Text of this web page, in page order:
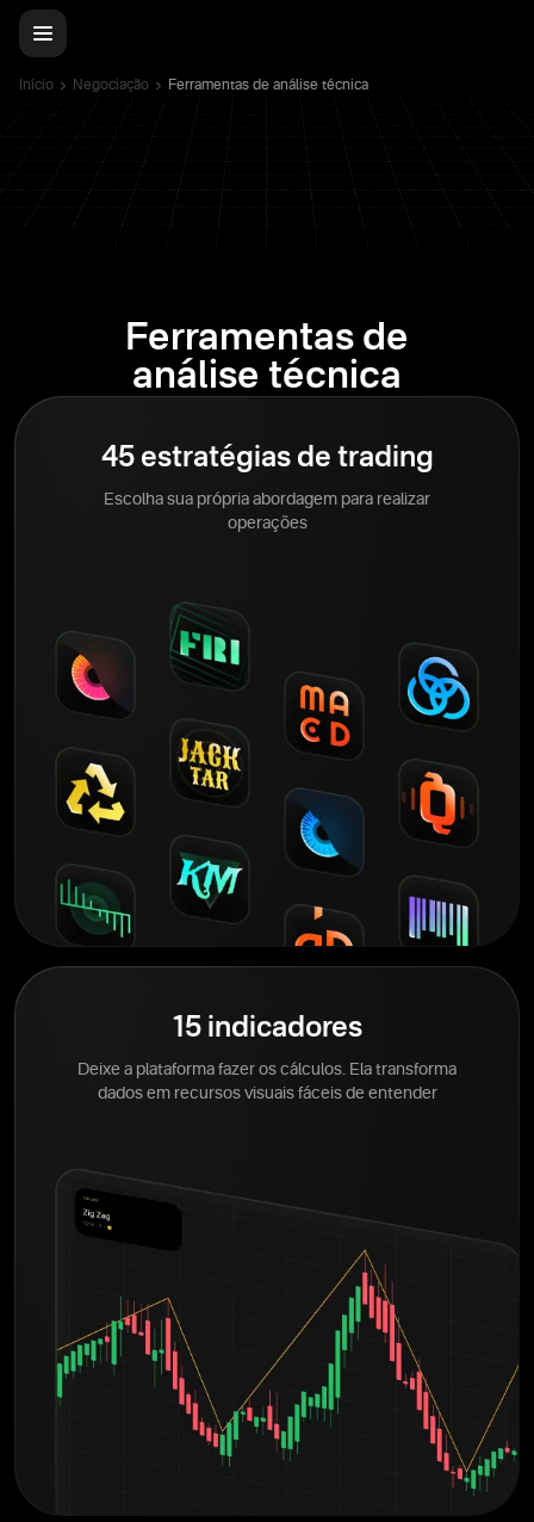
Início Negociação Ferramentas de análise técnica
Ferramentas de
análise técnica
45 estratégias de trading
Escolha sua própria abordagem para realizar
operações
15 indicadores
Deixe a plataforma fazer os cálculos. Ela transforma
dados em recursos visuais fáceis de entender